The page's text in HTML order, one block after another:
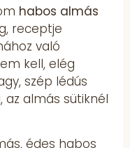
habos almás
receptje
való
kell, elég
szép lédús
almás sütiknél
édes habos